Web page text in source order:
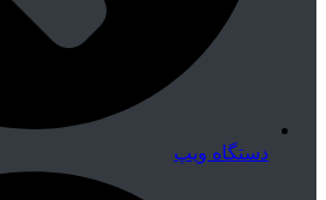
دستگاه ویپ